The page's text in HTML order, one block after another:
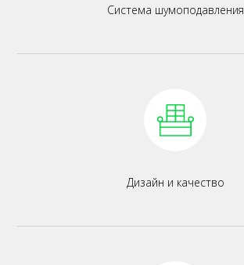
Система шумоподавления
Дизайн и качество